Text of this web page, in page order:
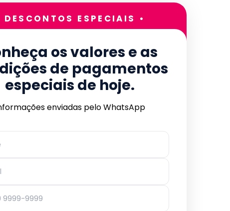
DESCONTOS ESPECIAIS •
os valores e as
de pagamentos
especiais de hoje.
enviadas pelo WhatsApp